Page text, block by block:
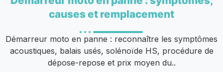
causes et remplacement
Démarreur moto en panne : reconnaître les symptômes
acoustiques, balais usés, solénoïde HS, procédure de
dépose-repose et prix moyen du..